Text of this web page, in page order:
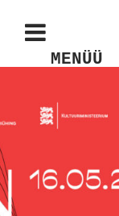
MENÜÜ